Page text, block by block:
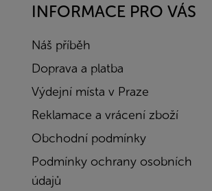
INFORMACE PRO VÁS
Náš příběh
Doprava a platba
Výdejní místa v Praze
Reklamace a vrácení zboží
Obchodní podmínky
Podmínky ochrany osobních
údajů